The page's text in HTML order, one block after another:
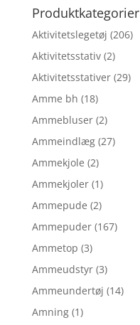
Produktkategorier
Aktivitetslegetøj (206)
Aktivitetsstativ (2)
Aktivitetsstativer (29)
Amme bh (18)
Ammebluser (2)
Ammeindlæg (27)
Ammekjole (2)
Ammekjoler (1)
Ammepude (2)
Ammepuder (167)
Ammetop (3)
Ammeudstyr (3)
Ammeundertøj (14)
Amning (1)